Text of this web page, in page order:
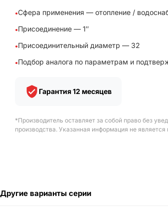
Сфера применения — отопление /
Присоединение — 1″
Присоединительный диаметр — 32
Подбор аналога по параметрам и
Гарантия 12 месяцев
*Производитель оставляет за собой право без
производства. Указанная информация не является
Другие варианты серии